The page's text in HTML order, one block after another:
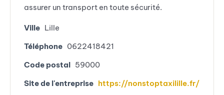
assurer un transport en toute sécurité.
Ville Lille
Téléphone 0622418421
Code postal 59000
Site de l'entreprise https://nonstoptaxilille.fr/